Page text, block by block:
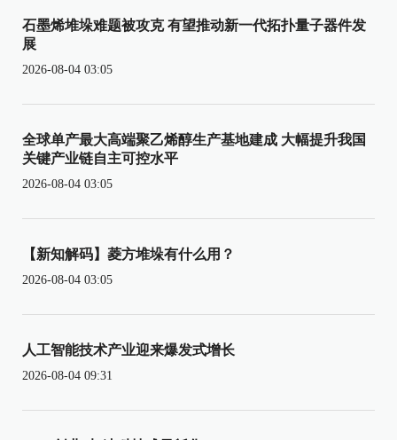
石墨烯堆垛难题被攻克 有望推动新一代拓扑量子器件发
展
2026-08-04 03:05
全球单产最大高端聚乙烯醇生产基地建成 大幅提升我国
关键产业链自主可控水平
2026-08-04 03:05
【新知解码】菱方堆垛有什么用？
2026-08-04 03:05
人工智能技术产业迎来爆发式增长
2026-08-04 09:31